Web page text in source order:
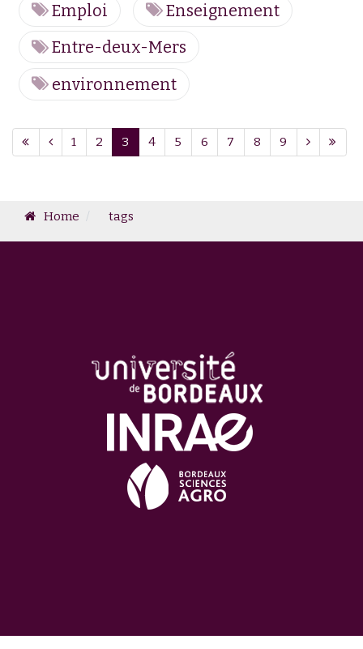
Emploi
Enseignement
Entre-deux-Mers
environnement
Page 3 of 9
1 2 3 4 5 6 7 8 9
Home tags